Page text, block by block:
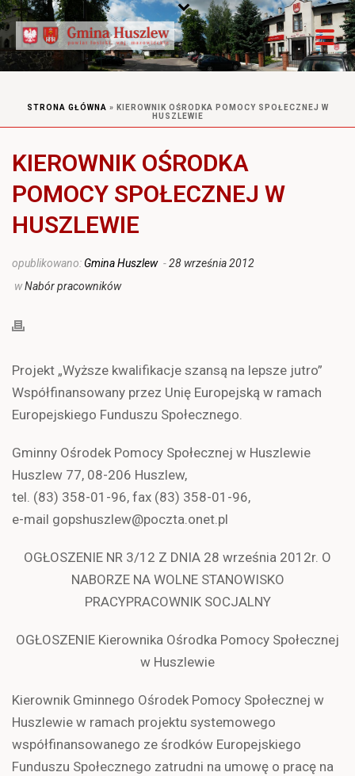
STRONA GŁÓWNA » KIEROWNIK OŚRODKA POMOCY SPOŁECZNEJ W
HUSZLEWIE
KIEROWNIK OŚRODKA
POMOCY SPOŁECZNEJ W
HUSZLEWIE
opublikowano: Gmina Huszlew -28 września 2012
wNabór pracowników
Projekt „Wyższe kwalifikacje szansą na lepsze jutro”
Współfinansowany przez Unię Europejską w ramach
Europejskiego Funduszu Społecznego.
Gminny Ośrodek Pomocy Społecznej w Huszlewie
Huszlew 77, 08-206 Huszlew,
tel. (83) 358-01-96, fax (83) 358-01-96,
e-mail gopshuszlew@poczta.onet.pl
OGŁOSZENIE NR 3/12 Z DNIA 28 września 2012r. O
NABORZE NA WOLNE STANOWISKO
PRACYPRACOWNIK SOCJALNY
OGŁOSZENIE Kierownika Ośrodka Pomocy Społecznej
w Huszlewie
Kierownik Gminnego Ośrodek Pomocy Społecznej w
Huszlewie w ramach projektu systemowego
współfinansowanego ze środków Europejskiego
Funduszu Społecznego zatrudni na umowę o pracę na